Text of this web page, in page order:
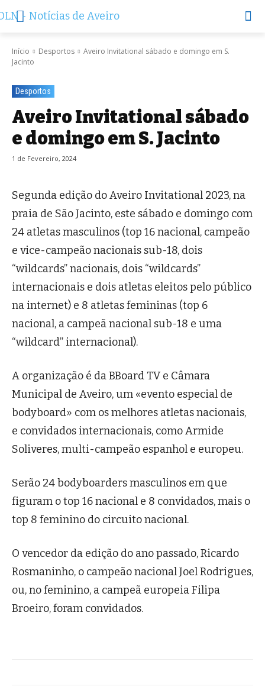
Início Desportos
Aveiro Invitational sábado e domingo em S.
Jacinto
Desportos
Aveiro Invitational sábado
e domingo em S. Jacinto
1 de Fevereiro, 2024
Segunda edição do Aveiro Invitational 2023, na
praia de São Jacinto, este sábado e domingo com
24 atletas masculinos (top 16 nacional, campeão
e vice-campeão nacionais sub-18, dois
“wildcards” nacionais, dois “wildcards”
internacionais e dois atletas eleitos pelo público
na internet) e 8 atletas femininas (top 6
nacional, a campeã nacional sub-18 e uma
“wildcard” internacional).
A organização é da BBoard TV e Câmara
Municipal de Aveiro, um «evento especial de
bodyboard» com os melhores atletas nacionais,
e convidados internacionais, como Armide
Soliveres, multi-campeão espanhol e europeu.
Serão 24 bodyboarders masculinos em que
figuram o top 16 nacional e 8 convidados, mais o
top 8 feminino do circuito nacional.
O vencedor da edição do ano passado, Ricardo
Rosmaninho, o campeão nacional Joel Rodrigues,
ou, no feminino, a campeã europeia Filipa
Broeiro, foram convidados.